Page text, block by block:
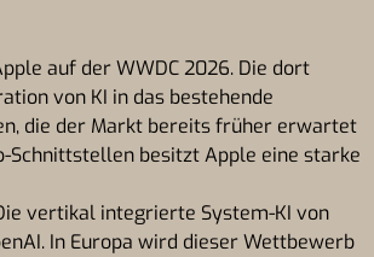
auf der WWDC 2026. Die dort
von KI in das bestehende
die der Markt bereits früher erwartet
Schnittstellen besitzt Apple eine starke
vertikal integrierte System-KI von
In Europa wird dieser Wettbewerb